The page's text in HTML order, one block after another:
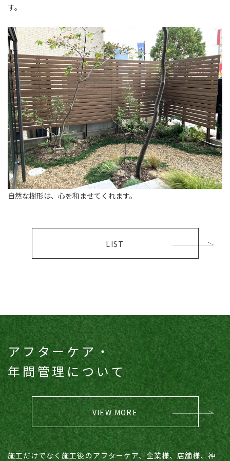
す。
自然な樹形は、心を和ませてくれます。
LIST
アフターケア・
​​​​​​​年間管理について
VIEW MORE
施工だけでなく施工後のアフターケア、企業様、店舗様、神